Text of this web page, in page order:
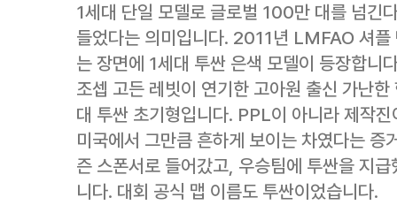
1세대 단일 모델로 글로벌 100만 대를 넘긴
들었다는 의미입니다. 2011년 LMFAO 셔플
는 장면에 1세대 투싼 은색 모델이 등장합니
조셉 고든 레빗이 연기한 고아원 출신 가난
대 투싼 초기형입니다. PPL이 아니라 제작
미국에서 그만큼 흔하게 보이는 차였다는
즌 스폰서로 들어갔고, 우승팀에 투싼을 지
니다. 대회 공식 맵 이름도 투싼이었습니다.